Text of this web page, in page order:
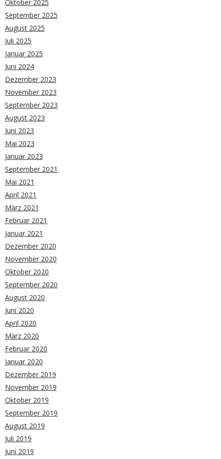
Oktober 2025
September 2025
August 2025
Juli 2025
Januar 2025
Juni 2024
Dezember 2023
November 2023
September 2023
August 2023
Juni 2023
Mai 2023
Januar 2023
September 2021
Mai 2021
April 2021
März 2021
Februar 2021
Januar 2021
Dezember 2020
November 2020
Oktober 2020
September 2020
August 2020
Juni 2020
April 2020
März 2020
Februar 2020
Januar 2020
Dezember 2019
November 2019
Oktober 2019
September 2019
August 2019
Juli 2019
Juni 2019